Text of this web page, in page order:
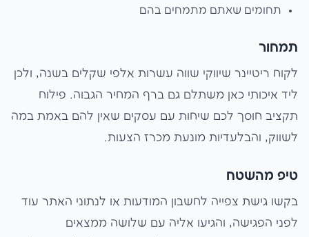
תחומים שאתם מתמחים בהם
תמחור
לקוח ריטיינר שיווקי שווה עשרות אלפי שקלים בשנה, ולכן
ליד איכותי כאן משתלם גם ברף המחיר הגבוה. פילוח
תקציב חוסך לכם שיחות עם עסקים שאין להם באמת במה
לשווק, והבלעדיות מונעת מכרז הצעות.
טיפ מהשטח
בקשו גישת צפייה לחשבון המודעות או לנתוני האתר עוד
לפני הפגישה, והגיעו אליה עם שלושה ממצאים